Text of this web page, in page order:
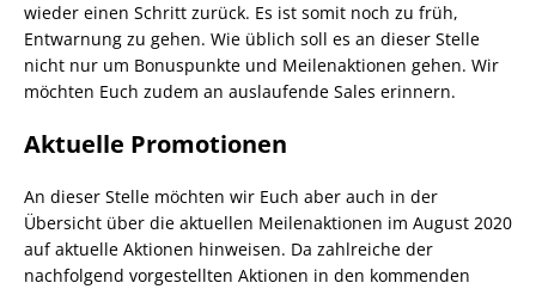
wieder einen Schritt zurück. Es ist somit noch zu früh,
Entwarnung zu gehen. Wie üblich soll es an dieser Stelle
nicht nur um Bonuspunkte und Meilenaktionen gehen. Wir
möchten Euch zudem an auslaufende Sales erinnern.
Aktuelle Promotionen
An dieser Stelle möchten wir Euch aber auch in der
Übersicht über die aktuellen Meilenaktionen im August 2020
auf aktuelle Aktionen hinweisen. Da zahlreiche der
nachfolgend vorgestellten Aktionen in den kommenden